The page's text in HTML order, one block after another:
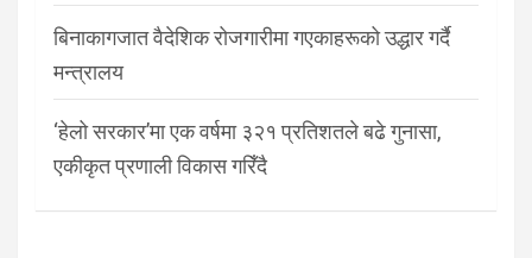
बिनाकागजात वैदेशिक रोजगारीमा गएकाहरूको उद्धार गर्दै
मन्त्रालय
‘हेलो सरकार’मा एक वर्षमा ३२१ प्रतिशतले बढे गुनासा,
एकीकृत प्रणाली विकास गरिँदै